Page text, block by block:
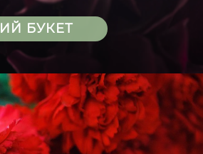
БУКЕТ